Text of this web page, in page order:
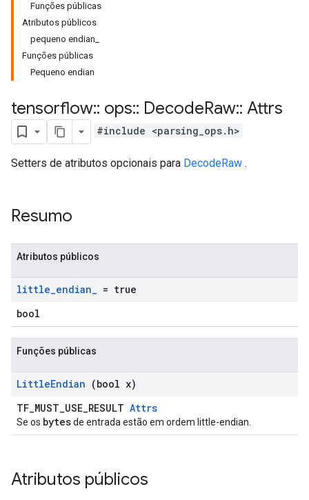
Funções públicas
Atributos públicos
pequeno endian_
Funções públicas
Pequeno endian
tensorflow:: ops:: DecodeRaw:: Attrs
#include <parsing_ops.h>
Setters de atributos opcionais para DecodeRaw .
Resumo
Atributos públicos
little_endian_ = true
bool
Funções públicas
LittleEndian (bool x)
TF_MUST_USE_RESULT Attrs
Se os bytesde entrada estão em ordem little-endian.
Atributos públicos